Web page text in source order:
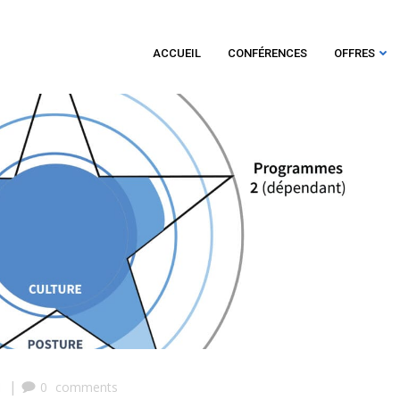
ACCUEIL CONFÉRENCES OFFRES
| 0 comments